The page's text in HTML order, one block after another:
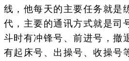
线，他每天的主要任务就是
代，主要的通讯方式就是司
斗时有冲锋号、前进号，撤
有起床号、出操号、收操号